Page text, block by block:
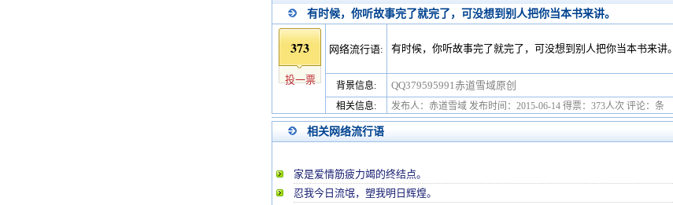
有时候，你听故事完了就完了，可没想到别人把你当本书来讲。
373
投一票
网络流行语: 有时候，你听故事完了就完了，可没想到别人把你当本书来讲。
背景信息: QQ379595991赤道雪域原创
相关信息: 发布人：赤道雪域 发布时间：2015-06-14 得票：373人次 评论：条
相关网络流行语
家是爱情筋疲力竭的终结点。
忍我今日流氓，塑我明日辉煌。